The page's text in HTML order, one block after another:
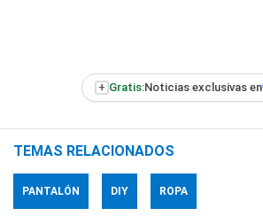
+ Gratis:Noticias exclusivas en
TEMAS RELACIONADOS
PANTALÓN DIY ROPA